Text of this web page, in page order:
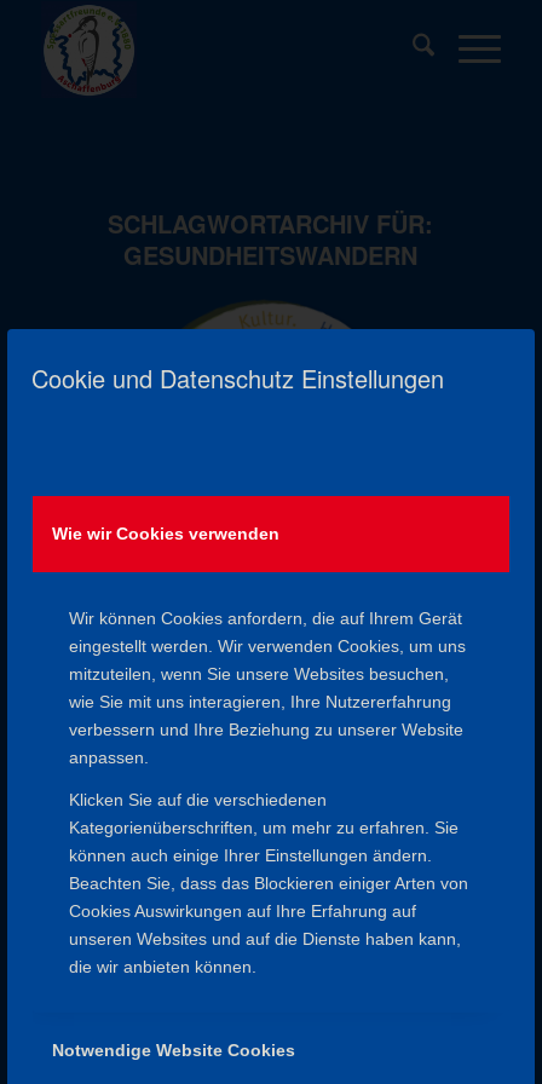
Cookie und Datenschutz Einstellungen
Wie wir Cookies verwenden
Wir können Cookies anfordern, die auf Ihrem Gerät
eingestellt werden. Wir verwenden Cookies, um uns
mitzuteilen, wenn Sie unsere Websites besuchen,
wie Sie mit uns interagieren, Ihre Nutzererfahrung
verbessern und Ihre Beziehung zu unserer Website
anpassen.
Klicken Sie auf die verschiedenen
Kategorienüberschriften, um mehr zu erfahren. Sie
können auch einige Ihrer Einstellungen ändern.
Beachten Sie, dass das Blockieren einiger Arten von
Cookies Auswirkungen auf Ihre Erfahrung auf
unseren Websites und auf die Dienste haben kann,
die wir anbieten können.
Notwendige Website Cookies
SCHLAGWORTARCHIV FÜR:
GESUNDHEITSWANDERN
GESUNDHEITSWANDERN
AM TAG DES WANDERNS
AKTIV,GESUNDHEITSWANDERUNG,WANDERN
29. März 2026
SPESSARTFREUNDE
Aufnahmeantrag